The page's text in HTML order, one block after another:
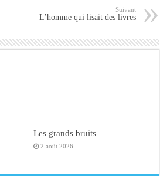
Suivant
L’homme qui lisait des livres
Les grands bruits
2 août 2026